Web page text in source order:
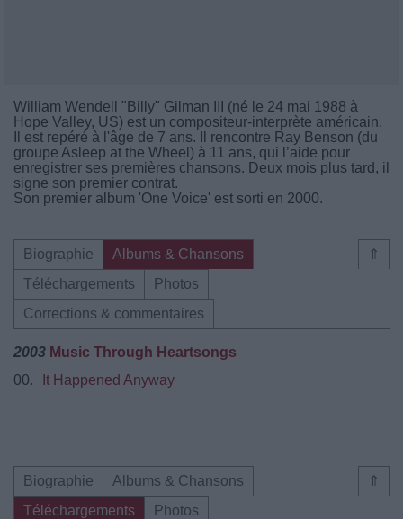
William Wendell "Billy" Gilman III (né le 24 mai 1988 à
Hope Valley, US) est un compositeur-interprète américain.
Il est repéré à l'âge de 7 ans. Il rencontre Ray Benson (du
groupe Asleep at the Wheel) à 11 ans, qui l’aide pour
enregistrer ses premières chansons. Deux mois plus tard, il
signe son premier contrat.
Son premier album 'One Voice' est sorti en 2000.
⇑
Biographie
Albums & Chansons
Téléchargements
Photos
Corrections & commentaires
2003 Music Through Heartsongs
00.
It Happened Anyway
⇑
Biographie
Albums & Chansons
Téléchargements
Photos